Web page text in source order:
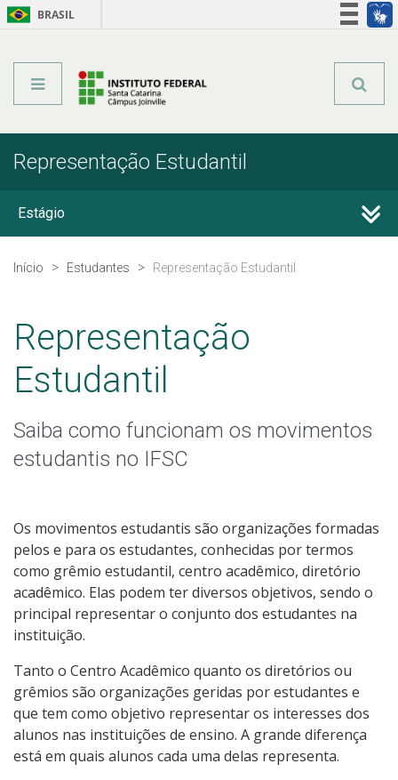
BRASIL
Representação Estudantil
Estágio
Calendário Acadêmico
Formatura
Horário dos Professores
Oportunidades
Assistência Estudantil
Documentos Úteis
Bibliotecas
Sistemas Acadêmicos
Início Estudantes Representação Estudantil
Representação
Estudantil
Saiba como funcionam os movimentos
estudantis no IFSC
Os movimentos estudantis são organizações formadas
pelos e para os estudantes, conhecidas por termos
como grêmio estudantil, centro acadêmico, diretório
acadêmico. Elas podem ter diversos objetivos, sendo o
principal representar o conjunto dos estudantes na
instituição.
Tanto o Centro Acadêmico quanto os diretórios ou
grêmios são organizações geridas por estudantes e
que tem como objetivo representar os interesses dos
alunos nas instituições de ensino. A grande diferença
está em quais alunos cada uma delas representa.